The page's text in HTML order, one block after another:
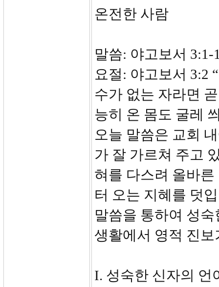
온전한 사람
말씀: 야고보서
요절: 야고보서 3:2
수가 없는
능히 온
오늘 말씀은 교회
가 잘 가르쳐 주고
혀를 다스려 올바
터 오는 지혜를 덧
말씀을 통하여 성
생활에서 영적 진
I. 성숙한 신자의 언